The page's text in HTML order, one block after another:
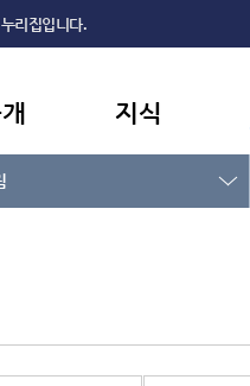
리집입니다.
지식